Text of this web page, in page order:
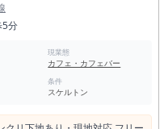
5分
現業態
カフェ・カフェバー
条件
スケルトン